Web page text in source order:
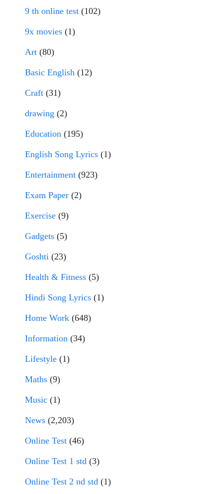
9 th online test (102)
9x movies (1)
Art (80)
Basic English (12)
Craft (31)
drawing (2)
Education (195)
English Song Lyrics (1)
Entertainment (923)
Exam Paper (2)
Exercise (9)
Gadgets (5)
Goshti (23)
Health & Fitness (5)
Hindi Song Lyrics (1)
Home Work (648)
Information (34)
Lifestyle (1)
Maths (9)
Music (1)
News (2,203)
Online Test (46)
Online Test 1 std (3)
Online Test 2 nd std (1)